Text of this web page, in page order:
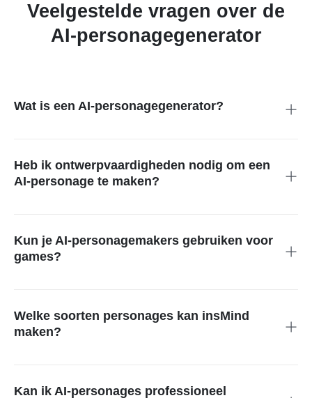
Veelgestelde vragen over de
AI-personagegenerator
Wat is een AI-personagegenerator?
maakt. Die personages kun je gebruiken voor je merkidentiteit
en marketing, maar ook voor gameontwikkeling en het
vertellen van verhalen.
Heb ik ontwerpvaardigheden nodig om een
AI-personage te maken?
idee als tekst en onze AI genereert het binnen enkele
seconden voor je.
Kun je AI-personagemakers gebruiken voor
games?
projecten, waaronder gameontwerp. Zo bespaar je tijd en werk
aan je gamepersonages, zonder in te leveren op kwaliteit.
Welke soorten personages kan insMind
maken?
3D, computergraphics, anime, cyberpunk, Disney-
Kan ik AI-personages professioneel